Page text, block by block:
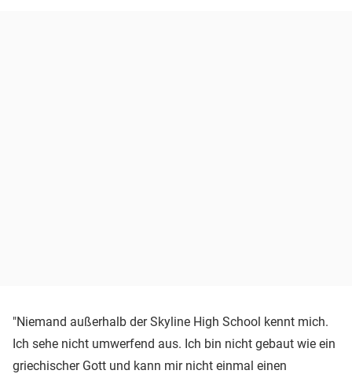
"Niemand außerhalb der Skyline High School kennt mich.
Ich sehe nicht umwerfend aus. Ich bin nicht gebaut wie ein
griechischer Gott und kann mir nicht einmal einen